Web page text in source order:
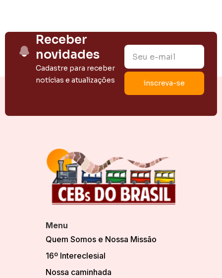
Receber
novidades
Cadastre para receber
notícias e atualizações
Menu
Quem Somos e Nossa Missão
16º Intereclesial
Nossa caminhada